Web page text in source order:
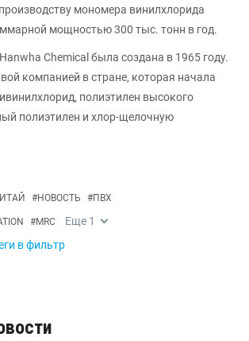
мономера винилхлорида
мощностью 300 тыс. тонн в год.
Chemical была создана в 1965 году.
компанией в стране, которая начала
полиэтилен высокого
полиэтилен и хлор-щелочную
#НОВОСТЬ #ПВХ
#MRC Еще 1
в фильтр